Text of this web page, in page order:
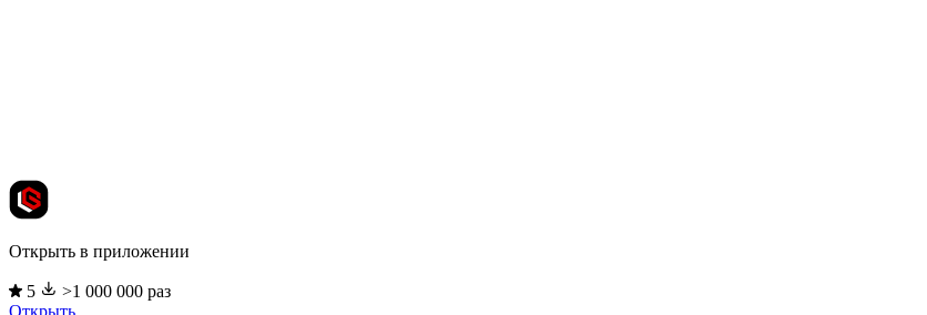
Открыть в приложении
5
>1 000 000 раз
Открыть